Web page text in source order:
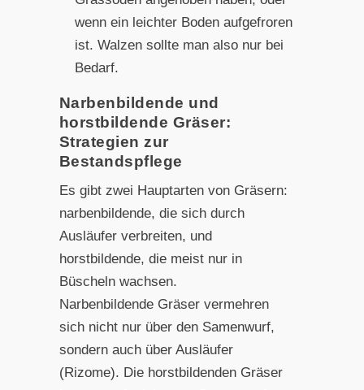
wenn ein leichter Boden aufgefroren
ist. Walzen sollte man also nur bei
Bedarf.
Narbenbildende und
horstbildende Gräser:
Strategien zur
Bestandspflege
Es gibt zwei Hauptarten von Gräsern:
narbenbildende, die sich durch
Ausläufer verbreiten, und
horstbildende, die meist nur in
Büscheln wachsen.
Narbenbildende Gräser vermehren
sich nicht nur über den Samenwurf,
sondern auch über Ausläufer
(Rizome). Die horstbildenden Gräser